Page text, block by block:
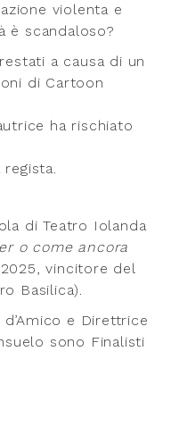
violenta e
è scandaloso?
a causa di un
di Cartoon
ha rischiato
di Teatro Iolanda
o come ancora
vincitore del
Basilica).
e Direttrice
sono Finalisti